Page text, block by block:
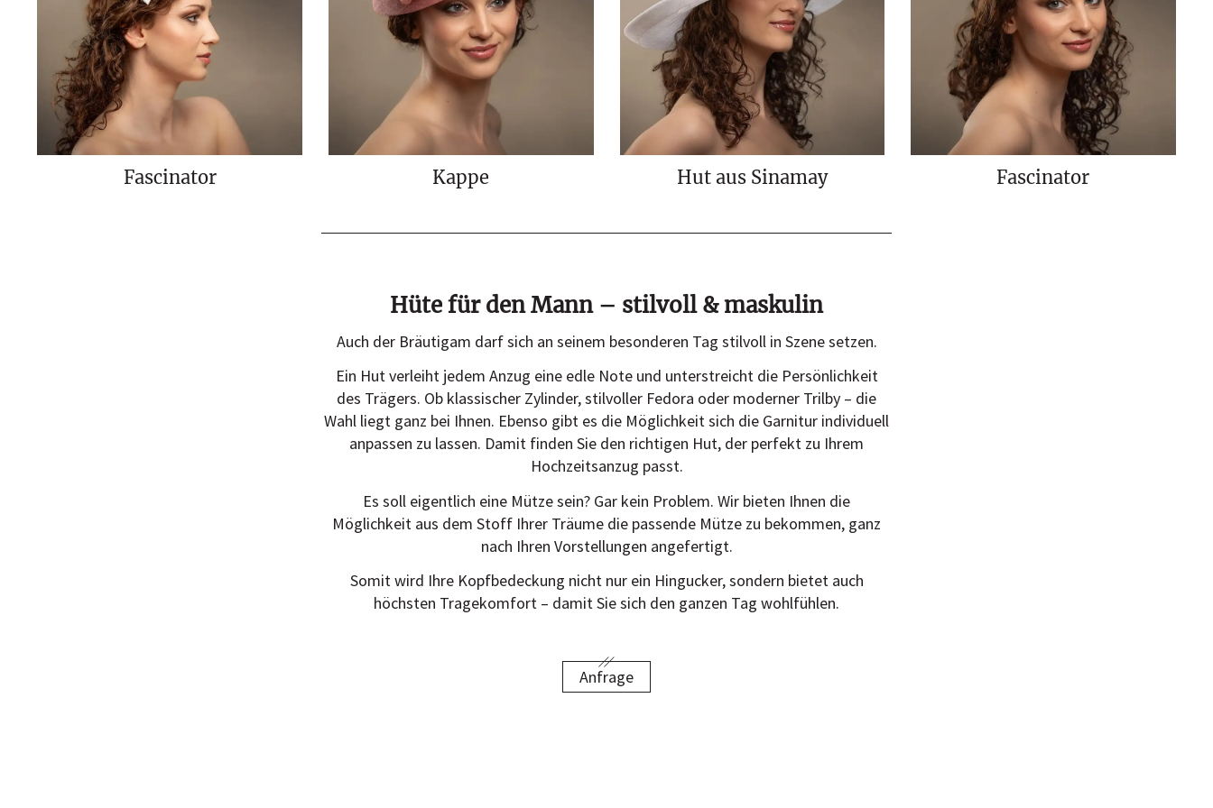
Fascinator Kappe Hut aus Sinamay Fascinator
Hüte für den Mann – stilvoll & maskulin
Auch der Bräutigam darf sich an seinem besonderen Tag stilvoll in Szene setzen.
Ein Hut verleiht jedem Anzug eine edle Note und unterstreicht die Persönlichkeit
des Trägers. Ob klassischer Zylinder, stilvoller Fedora oder moderner Trilby – die
Wahl liegt ganz bei Ihnen. Ebenso gibt es die Möglichkeit sich die Garnitur individuell
anpassen zu lassen. Damit finden Sie den richtigen Hut, der perfekt zu Ihrem
Hochzeitsanzug passt.
Es soll eigentlich eine Mütze sein? Gar kein Problem. Wir bieten Ihnen die
Möglichkeit aus dem Stoff Ihrer Träume die passende Mütze zu bekommen, ganz
nach Ihren Vorstellungen angefertigt.
Somit wird Ihre Kopfbedeckung nicht nur ein Hingucker, sondern bietet auch
höchsten Tragekomfort – damit Sie sich den ganzen Tag wohlfühlen.
Anfrage